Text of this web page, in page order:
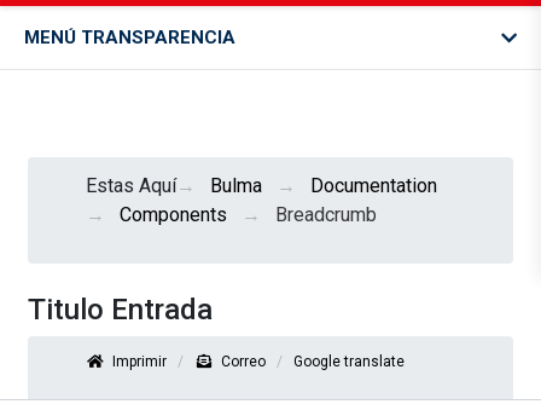
MENÚ TRANSPARENCIA
Estas Aquí Bulma
Documentation
Components
Breadcrumb
Titulo Entrada
Imprimir Correo Google translate